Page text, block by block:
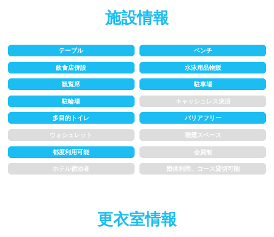
施設情報
テーブル ベンチ
飲食店併設 水泳用品物販
観覧席 駐車場
駐輪場 キャッシュレス決済
多目的トイレ バリアフリー
ウォシュレット 喫煙スペース
都度利用可能 会員制
ホテル宿泊者 団体利用、コース貸切可能
更衣室情報
レーン
3レーン以下 4レーン
7レーン以上
プール利用ルール
浮き輪等遊具使用禁止